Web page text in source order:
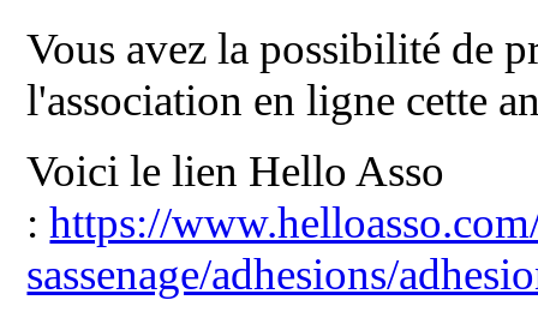
Vous avez la possibilité de
l'association en ligne cette
Voici le lien Hello Asso
:https://
sassenage/adhesions/